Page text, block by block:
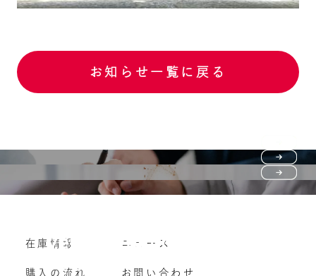
お知らせ一覧に戻る
購入の流れ
よくいただくご質問
Vehicle purchase
車両買い取り
在庫情報
購入の流れ
ニュース
お問い合わせ